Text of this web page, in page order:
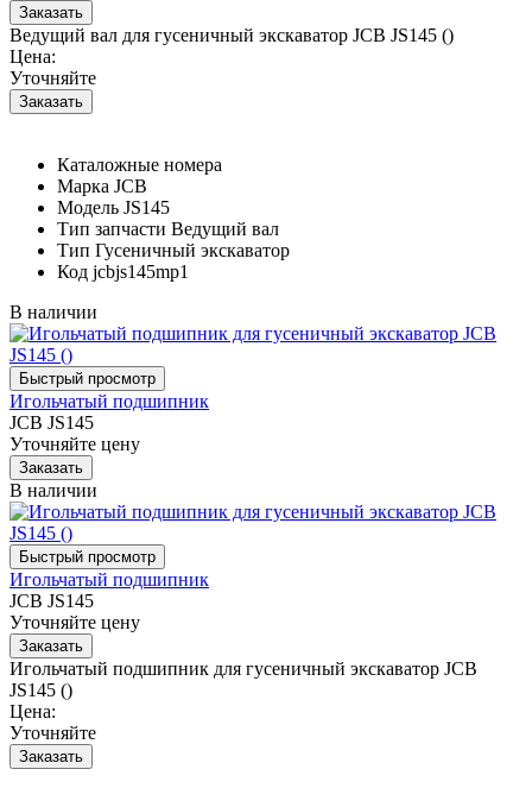
Ведущий вал для гусеничный экскаватор JCB JS145 ()
Цена:
Уточняйте
Каталожные номера
Марка JCB
Модель JS145
Тип запчасти Ведущий вал
Тип Гусеничный экскаватор
Код jcbjs145mp1
В наличии
Игольчатый подшипник
JCB JS145
Уточняйте цену
В наличии
Игольчатый подшипник
JCB JS145
Уточняйте цену
Игольчатый подшипник для гусеничный экскаватор JCB
JS145 ()
Цена:
Уточняйте